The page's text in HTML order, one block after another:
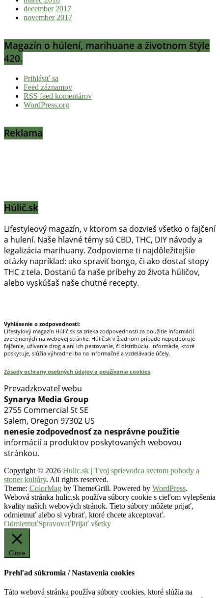
december 2017
november 2017
Magazín o húlení, marihuane a životnom štýle
420.
Prihlásiť sa
Feed záznamov
RSS feed komentárov
WordPress.org
Reklama
Húlič.sk
Lifestyleový magazín, v ktorom sa dozvieš všetko o fajčení
a hulení. Naše hlavné témy sú CBD, THC, DIY návody a
legalizácia marihuany. Zodpovieme ti najdôležitejšie
otázky napríklad: ako spraviť bongo, či ako dostať stopy
THC z tela. Dostanú ťa naše príbehy zo života húličov,
alebo vyskúšaš naše chutné recepty.
Vyhlásenie o zodpovednosti:
Lifestylový magazín Húlič.sk sa zrieka zodpovednosti za použitie informácií
zverejnených na webovej stránke. Húlič.sk v žiadnom prípade nepodporuje
fajčenie, užívanie drog a ani ich pestovanie, či distribúciu. Informácie, ktoré
poskytuje, slúžia výhradne iba na informačné a vzdelávacie účely.
Zásady ochrany osobných údajov a používania cookies
Prevadzkovateľ webu
Synarya Media Group
2755 Commercial St SE
Salem, Oregon 97302 US
nenesie zodpovednosť za nesprávne použitie
informácií a produktov poskytovaných webovou
stránkou.
Copyright © 2026 Hulic.sk | Tvoj sprievodca svetom pohody a
stoner kultúry. All rights reserved.
Theme: ColorMag by ThemeGrill. Powered by WordPress.
Webová stránka hulic.sk používa súbory cookie s cieľom vylepšenia
kvality našich webových stránok. Tieto súbory môžete prijať,
odmietnuť alebo si vybrať, ktoré chcete akceptovať.
OdmietnuťSpravovaťPrijať všetky
Close
Prehľad súkromia / Nastavenia cookies
Táto webová stránka používa súbory cookies, ktoré slúžia na